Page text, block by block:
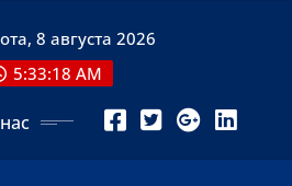
8 августа 2026
5:33:19 AM